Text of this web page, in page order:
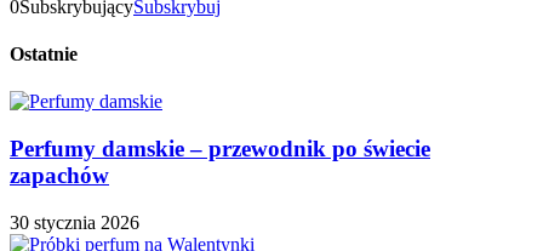
0SubskrybującySubskrybuj
Ostatnie
Perfumy damskie – przewodnik po świecie
zapachów
30 stycznia 2026